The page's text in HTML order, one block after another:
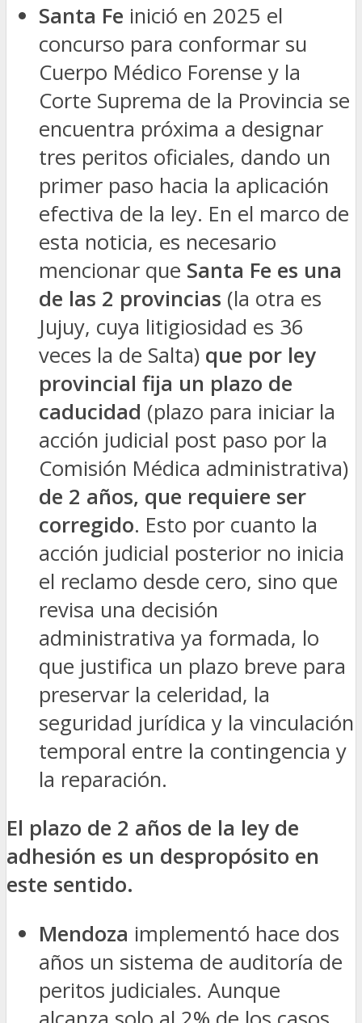
Santa Fe inició en 2025 el
concurso para conformar su
Cuerpo Médico Forense y la
Corte Suprema de la Provincia se
encuentra próxima a designar
tres peritos oficiales, dando un
primer paso hacia la aplicación
efectiva de la ley. En el marco de
esta noticia, es necesario
mencionar que Santa Fe es una
de las 2 provincias (la otra es
Jujuy, cuya litigiosidad es 36
veces la de Salta) que por ley
provincial fija un plazo de
caducidad (plazo para iniciar la
acción judicial post paso por la
Comisión Médica administrativa)
de 2 años, que requiere ser
corregido. Esto por cuanto la
acción judicial posterior no inicia
el reclamo desde cero, sino que
revisa una decisión
administrativa ya formada, lo
que justifica un plazo breve para
preservar la celeridad, la
seguridad jurídica y la vinculación
temporal entre la contingencia y
la reparación.
El plazo de 2 años de la ley de
adhesión es un despropósito en
este sentido.
Mendoza implementó hace dos
años un sistema de auditoría de
peritos judiciales. Aunque